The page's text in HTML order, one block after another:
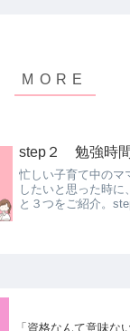
step２ 勉強時
忙しい子育て中のマ
したいと思った時に
と３つをご紹介。
「資格なんて意味な